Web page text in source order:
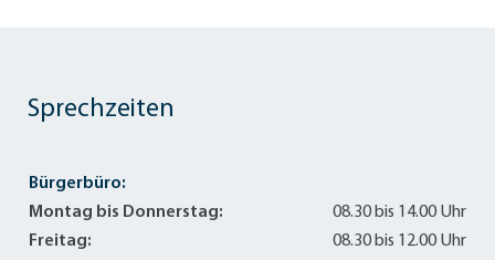
Sprechzeiten
Bürgerbüro:
Montag bis Donnerstag:
08.30 bis 14.00 Uhr
Freitag:
08.30 bis 12.00 Uhr